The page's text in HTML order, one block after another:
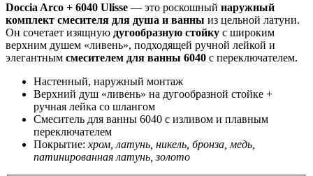
Doccia Arco + 6040 Ulisse — это роскошный наружный
комплект смесителя для душа и ванны из цельной латуни.
Он сочетает изящную дугообразную стойку с широким
верхним душем «ливень», подходящей ручной лейкой и
элегантным смесителем для ванны 6040 с переключателем.
Настенный, наружный монтаж
Верхний душ «ливень» на дугообразной стойке +
ручная лейка со шлангом
Смеситель для ванны 6040 с изливом и плавным
переключателем
Покрытие: хром, латунь, никель, бронза, медь,
патинированная латунь, золото